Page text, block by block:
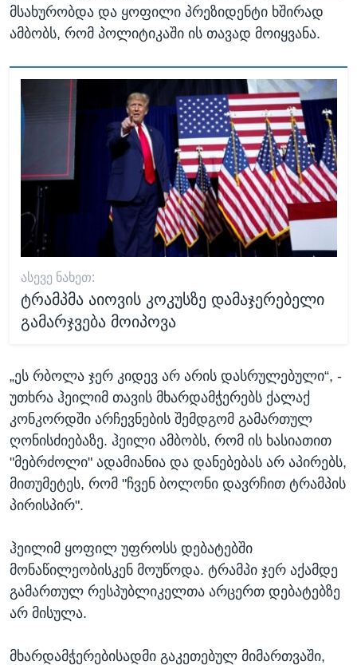
მსახურობდა და ყოფილი პრეზიდენტი ხშირად
ამბობს, რომ პოლიტიკაში ის თავად მოიყვანა.
ᲐᲡᲔᲕᲔ ᲜᲐᲮᲔᲗ:
ტრამპმა აიოვის კოკუსზე დამაჯერებელი
გამარჯვება მოიპოვა
„ეს რბოლა ჯერ კიდევ არ არის დასრულებული“, -
უთხრა ჰეილიმ თავის მხარდამჭერებს ქალაქ
კონკორდში არჩევნების შემდგომ გამართულ
ღონისძიებაზე. ჰეილი ამბობს, რომ ის ხასიათით
"მებრძოლი" ადამიანია და დანებებას არ აპირებს,
მითუმეტეს, რომ "ჩვენ ბოლონი დავრჩით ტრამპის
პირისპირ".
ჰეილიმ ყოფილ უფროსს დებატებში
მონაწილეობისკენ მოუწოდა. ტრამპი ჯერ აქამდე
გამართულ რესპუბლიკელთა არცერთ დებატებზე
არ მისულა.
მხარდამჭერებისადმი გაკეთებულ მიმართვაში,